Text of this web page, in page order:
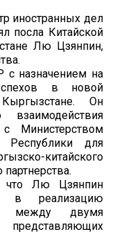
иностранных дел
посла Китайской
Лю Цзянпин,
назначением на
в новой
Он
взаимодействия
Министерством
Республики для
китайского
что Лю Цзянпин
в реализацию
между двумя